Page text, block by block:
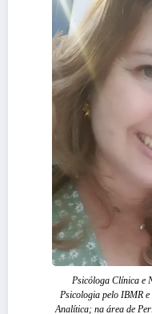
Psicóloga Clínica e
Psicologia pelo IBMR
Analítica; na área de